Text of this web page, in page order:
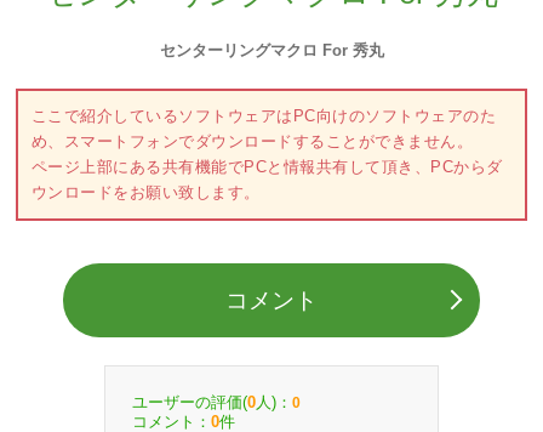
センターリングマクロ For 秀丸
ここで紹介しているソフトウェアはPC向けのソフトウェアのた
め、スマートフォンでダウンロードすることができません。
ページ上部にある共有機能でPCと情報共有して頂き、PCからダ
ウンロードをお願い致します。
コメント
ユーザーの評価(0 人)： 0
コメント： 0件